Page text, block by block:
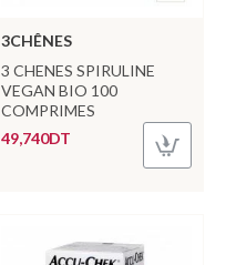
3CHÊNES
3 CHENES SPIRULINE
VEGAN BIO 100
COMPRIMES
49,740DT